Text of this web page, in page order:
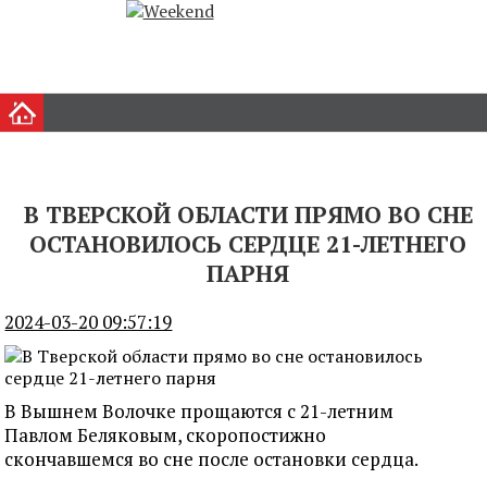
В ТВЕРСКОЙ ОБЛАСТИ ПРЯМО ВО СНЕ
ОСТАНОВИЛОСЬ СЕРДЦЕ 21-ЛЕТНЕГО
ПАРНЯ
2024-03-20 09:57:19
В Вышнем Волочке прощаются с 21-летним
Павлом Беляковым, скоропостижно
скончавшемся во сне после остановки сердца.